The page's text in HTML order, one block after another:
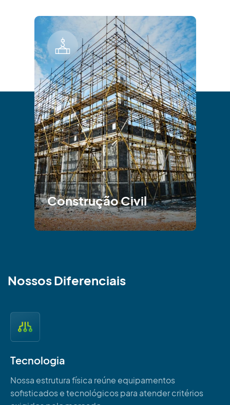
Construção Civil
Nossos Diferenciais
Tecnologia
Nossa estrutura física reúne equipamentos
sofisticados e tecnológicos para atender critérios